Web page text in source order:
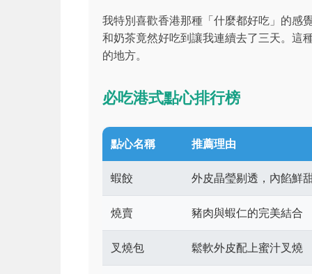
我特別喜歡香港那種「什麼都好吃」的感
和奶茶竟然好吃到讓我連續去了三天。這
的地方。
必吃港式點心排行榜
點心名稱 推薦理由
蝦餃 外皮晶瑩剔透，內餡鮮
燒賣 豬肉與蝦仁的完美結合
叉燒包 鬆軟外皮配上蜜汁叉燒